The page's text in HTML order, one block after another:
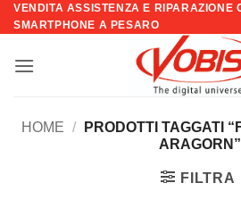
Salta
ai
VENDITA ASSISTENZA E RIPARAZIONE
SMARTPHONE A PESARO
HOME /
PRODOTTI TAGGATI
ARAGORN”
FILTRA